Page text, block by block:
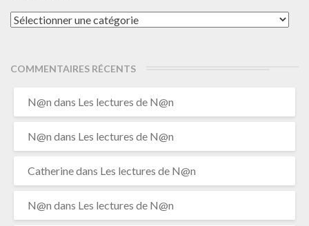
Catégories
COMMENTAIRES RÉCENTS
N@n dans Les lectures de N@n
N@n dans Les lectures de N@n
Catherinedans Les lectures de N@n
N@n dans Les lectures de N@n